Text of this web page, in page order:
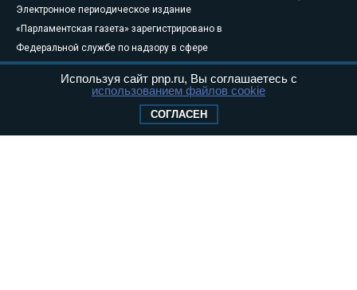
Электронное периодическое издание
«Парламентская газета» зарегистрировано в
Федеральной службе по надзору в сфере
связи, информационных технологий и
массовых коммуникаций (Роскомнадзор) 05
Свидетельство о регистрации Эл № ФС77-
Используя сайт pnp.ru, Вы соглашаетесь с
использованием файлов cookie
СОГЛАСЕН